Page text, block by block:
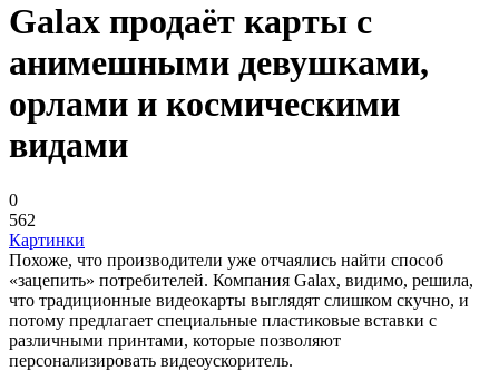
Galax продаёт карты с
анимешными девушками,
орлами и космическими
видами
0
562
Картинки
Похоже, что производители уже отчаялись найти способ
«зацепить» потребителей. Компания Galax, видимо, решила,
что традиционные видеокарты выглядят слишком скучно, и
потому предлагает специальные пластиковые вставки с
различными принтами, которые позволяют
персонализировать видеоускоритель.